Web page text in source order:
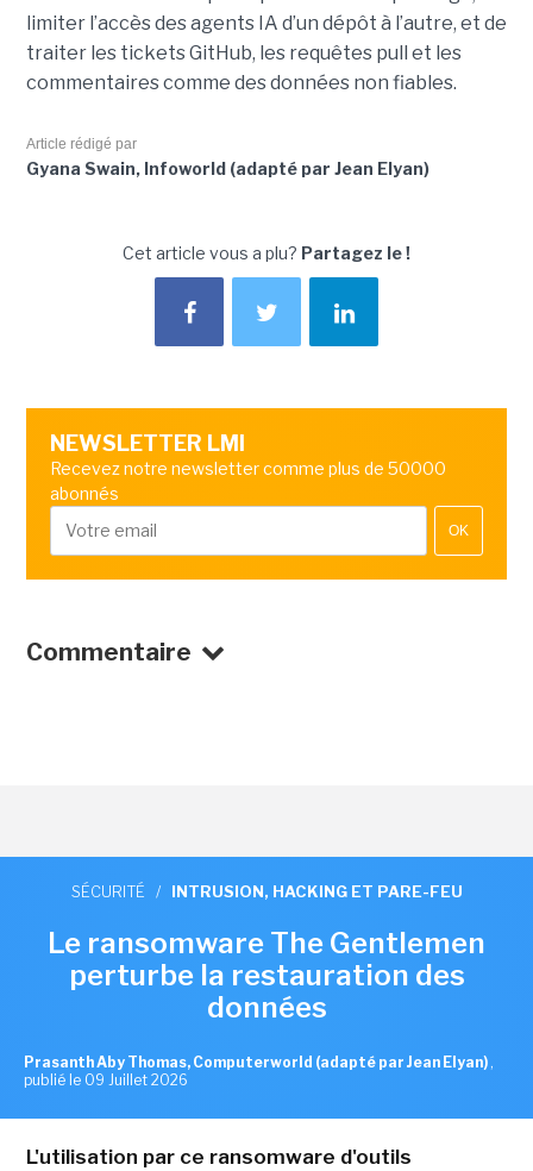
limiter l’accès des agents IA d’un dépôt à l’autre, et de
traiter les tickets GitHub, les requêtes pull et les
commentaires comme des données non fiables.
Article rédigé par
Gyana Swain, Infoworld (adapté par Jean Elyan)
Cet article vous a plu? Partagez le !
NEWSLETTER LMI
Recevez notre newsletter comme plus de 50000
abonnés
OK
Commentaire
SÉCURITÉ / INTRUSION, HACKING ET PARE-FEU
Le ransomware The Gentlemen
perturbe la restauration des
données
Prasanth Aby Thomas, Computerworld (adapté par Jean Elyan) ,
publié le 09 Juillet 2026
L'utilisation par ce ransomware d'outils